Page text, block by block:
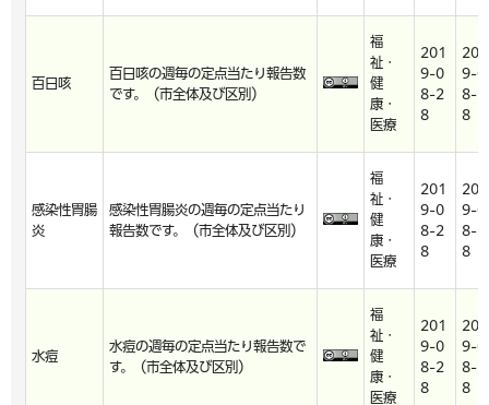
百日咳
百日咳の週毎の定点当たり報告数
です。（市全体及び区別）
福
祉・
健
康・
医療
201
9-0
8-2
8
201
9-0
8-2
8
感染性胃腸
炎
感染性胃腸炎の週毎の定点当たり
報告数です。（市全体及び区別）
福
祉・
健
康・
医療
201
9-0
8-2
8
201
9-0
8-2
8
水痘
水痘の週毎の定点当たり報告数で
す。（市全体及び区別）
福
祉・
健
康・
医療
201
9-0
8-2
8
201
9-0
8-2
8